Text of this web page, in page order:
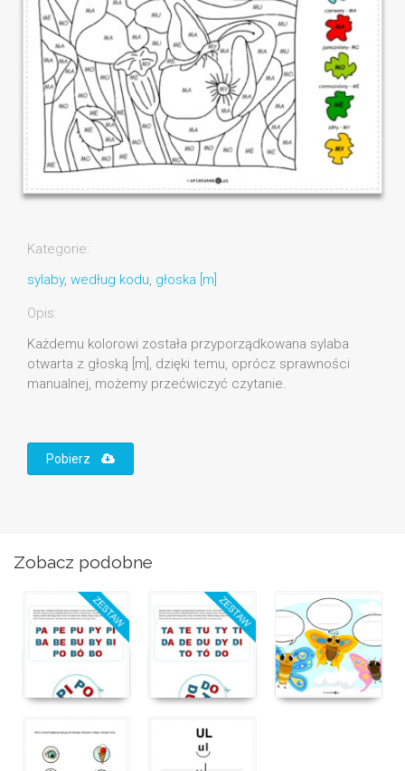
Kategorie:
sylaby, według kodu, głoska [m]
Opis:
Każdemu kolorowi została przyporządkowana sylaba
otwarta z głoską [m], dzięki temu, oprócz sprawności
manualnej, możemy przećwiczyć czytanie.
Pobierz
Zobacz podobne